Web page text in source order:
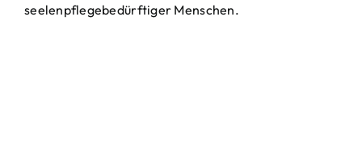
seelenpflegebedürftiger Menschen.